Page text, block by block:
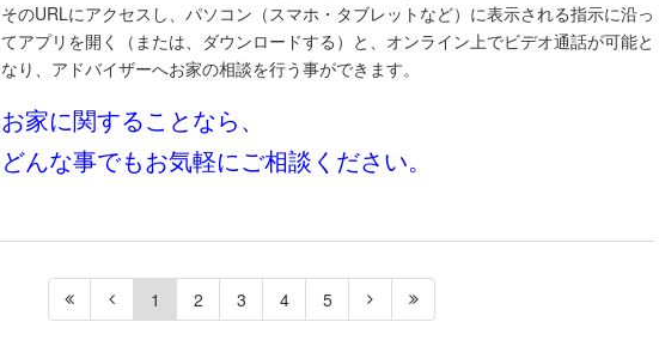
そのURLにアクセスし、パソコン（スマホ・タブレットなど）に表示される指示に沿っ
てアプリを開く（または、ダウンロードする）と、オンライン上でビデオ通話が可能と
なり、アドバイザーへお家の相談を行う事ができます。
お家に関することなら、
どんな事でもお気軽にご相談ください。
1 2 3 4 5